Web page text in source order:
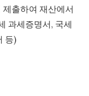
출하여 재산에서
과세증명서, 국세
등)